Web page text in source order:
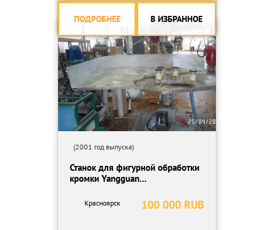
ПОДРОБНЕЕ В ИЗБРАННОЕ
(2001 год выпуска)
Станок для фигурной обработки
кромки Yangguan...
100 000 RUB
Красноярск